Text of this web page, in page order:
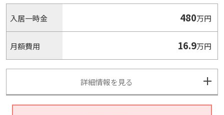
入居一時金 480万円
月額費用 16.9万円
詳細情報を見る